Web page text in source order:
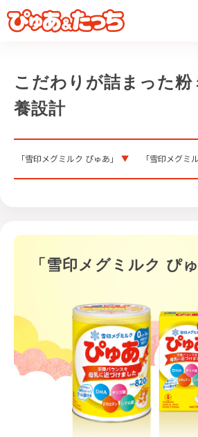
こだわりが詰まった粉
養設計
「雪印メグミルク ぴゅあ」 「雪印メグミ
「雪印メグミルク ぴ